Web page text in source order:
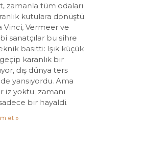
zamanla tüm odaları
kutulara dönüştü.
Vinci, Vermeer ve
sanatçılar bu sihre
basitti: Işık küçük
karanlık bir
dış dünya ters
yansıyordu. Ama
iz yoktu; zamanı
bir hayaldi.
et »